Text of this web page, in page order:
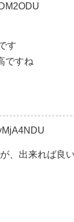
す
ですね
、出来れば良